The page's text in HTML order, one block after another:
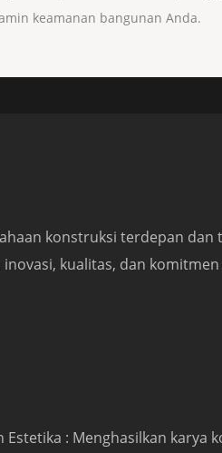
keamanan bangunan Anda.
konstruksi terdepan dan
inovasi, kualitas, dan
Estetika : Menghasilkan karya